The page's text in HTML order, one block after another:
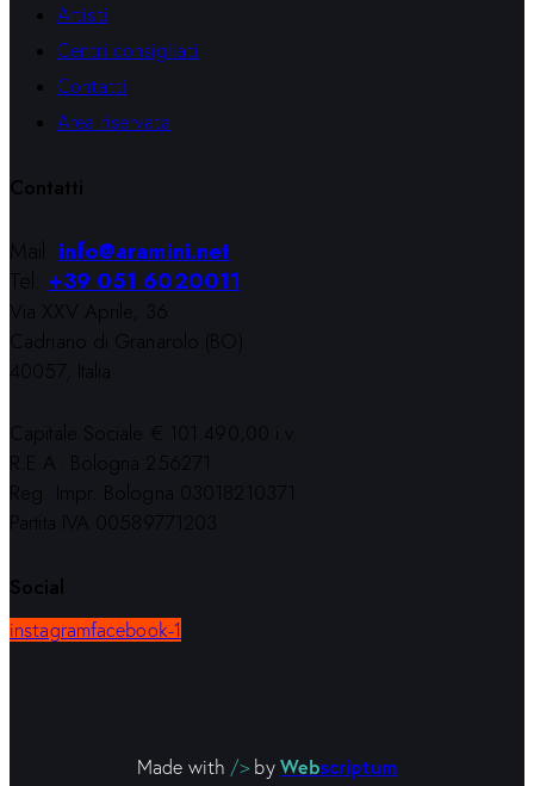
Artisti
Centri consigliati
Contatti
Area riservata
Contatti
Mail: info@aramini.net
Tel: +39 051 6020011
Via XXV Aprile, 36
Cadriano di Granarolo (BO)
40057, Italia
Capitale Sociale € 101.490,00 i.v.
R.E.A. Bologna 256271
Reg. Impr. Bologna 03018210371
Partita IVA 00589771203
Social
instagramfacebook-1
Made with /> by Webscriptum